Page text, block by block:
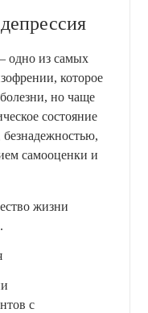
одно из самых
которое
но чаще
состояние
безнадежностью,
самооценки и
жизни
с